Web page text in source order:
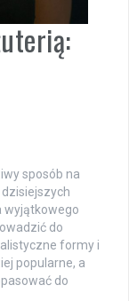
sposób na
wyjątkowego
do
formy i
popularne, a
do